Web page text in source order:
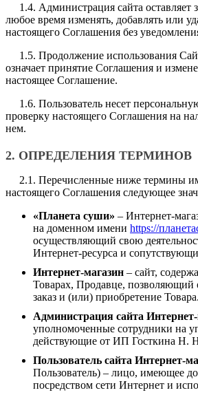
1.4. Администрация сайта оставляет
любое время изменять, добавлять или
настоящего Соглашения без
1.5. Продолжение использования
означает принятие Соглашения и
настоящее Соглашение.
1.6. Пользователь несет
проверку настоящего Соглашения на
нем.
2. ОПРЕДЕЛЕНИЯ ТЕРМИНОВ
2.1. Перечисленные ниже термины
настоящего Соглашения следующее
«Планета суши» – Интернет-
на доменном имени https://
осуществляющий свою
Интернет-ресурса и
Интернет-магазин – сайт,
Товарах, Продавце, позволяющий
заказ и (или) приобретение Товара.
Администрация сайта
уполномоченные сотрудники на
действующие от ИП Госткина Н.
Пользователь сайта Интернет-
Пользователь) – лицо, имеющее
посредством сети Интернет и